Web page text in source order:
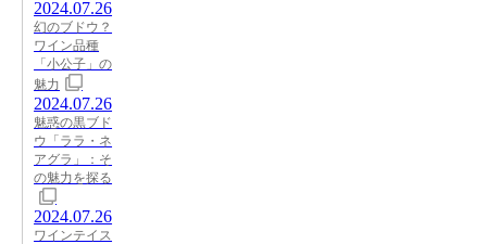
2024.07.26
幻のブドウ？
ワイン品種
「小公子」の
魅力
2024.07.26
魅惑の黒ブド
ウ「ララ・ネ
アグラ」：そ
の魅力を探る
2024.07.26
ワインテイス